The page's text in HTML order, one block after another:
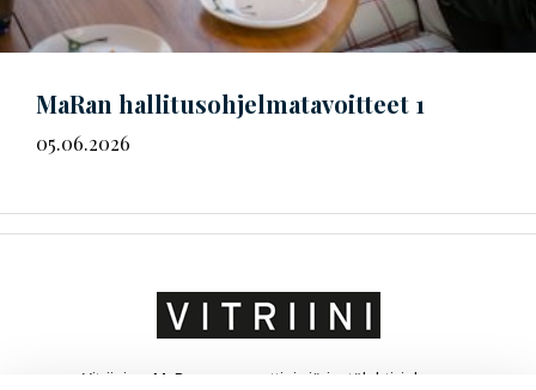
MaRan hal­li­tus­oh­jel­ma­ta­voit­teet 1
05.06.2026
Vitriini on MaRa ry:n ammatti- ja järjestölehti, joka on